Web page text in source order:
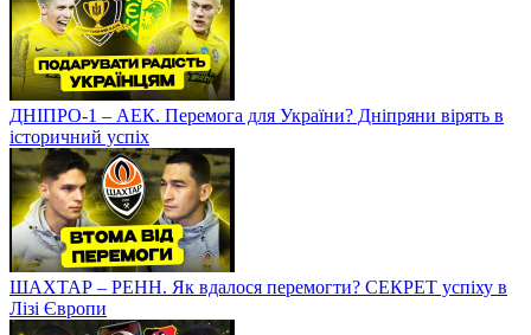
ДНІПРО-1 – АЕК. Перемога для України? Дніпряни вірять в
історичний успіх
ШАХТАР – РЕНН. Як вдалося перемогти? СЕКРЕТ успіху в
Лізі Європи